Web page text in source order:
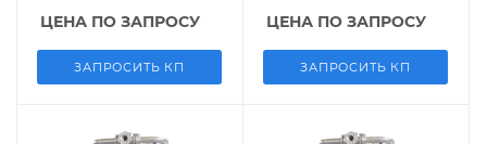
ЦЕНА ПО ЗАПРОСУ
ЗАПРОСИТЬ КП
ЦЕНА ПО ЗАПРОСУ
ЗАПРОСИТЬ КП